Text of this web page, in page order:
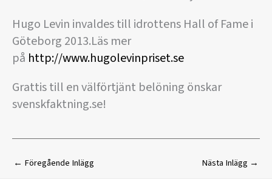
Hugo Levin invaldes till idrottens Hall of Fame i
Göteborg 2013.Läs mer
på http://www.hugolevinpriset.se
Grattis till en välförtjänt belöning önskar
svenskfaktning.se!
← Föregående Inlägg Nästa Inlägg →